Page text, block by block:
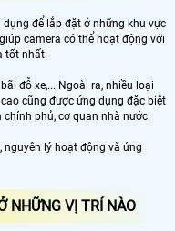
để lắp đặt ở những khu vực
camera có thể hoạt động với
tốt nhất.
đỗ xe,... Ngoài ra, nhiều loại
cũng được ứng dụng đặc biệt
phủ, cơ quan nhà nước.
nguyên lý hoạt động và ứng
NHỮNG VỊ TRÍ NÀO